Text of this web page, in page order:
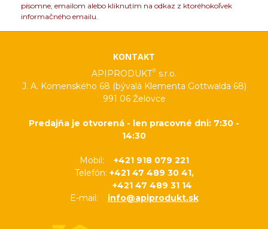
písomne, emailom alebo kliknutím na odkaz z ktoréhokoľvek
informačného emailu.
KONTAKT
APIPRODUKT® s.r.o.
J. A. Komenského 68 (bývalá Klementa Gottwalda 68)
991 06 Želovce
Predajňa je otvorená - len pracovné dni: 7:30 -
14:30
Mobil: +421 918 079 221
Telefón: +421 47 489 30 41,
+421 47 489 31 14
E-mail: info@apiprodukt.sk